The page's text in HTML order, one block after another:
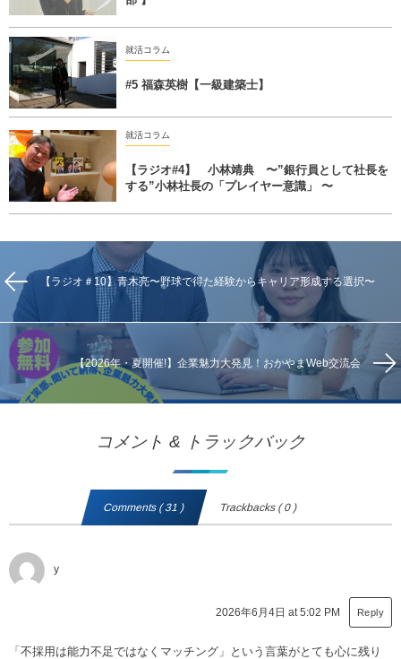
就活コラム
#5 福森英樹【一級建築士】
就活コラム
【ラジオ#4】 小林靖典 〜”銀行員として社長を
する”小林社長の「プレイヤー意識」 〜
【ラジオ＃10】青木亮〜野球で得た経験からキャリア形成する選択〜
【2026年・夏開催!】企業魅力大発見！おかやまWeb交流会
コメント & トラックバック
Comments ( 31 ) Trackbacks ( 0 )
y
2026年6月4日 at 5:02 PM Reply
「不採用は能力不足ではなくマッチング」という言葉がとても心に残り